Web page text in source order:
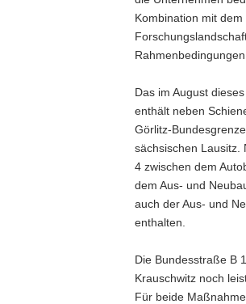
Kombination mit
Rahmenbedingungen.
Das im August
enthält neben
Görlitz-
sächsischen Lausitz.
4 zwischen dem
dem Aus- und
auch der Aus- und
enthalten.
Die Bundesstraße B
Krauschwitz noch
Für beide